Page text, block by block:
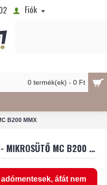
Fiók
0 termék(ek) - 0 Ft
B200 MMX
BEÉPÍTHETŐ MIKRÓ - CATA - MIKROSÜTŐ MC B200 MMX
áfát nem